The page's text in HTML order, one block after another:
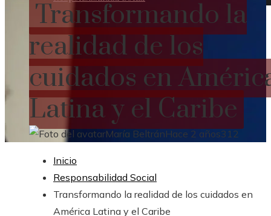
Transformando la
realidad de los
cuidados en
Latina y el Caribe
María BeltránHace 2 años312
Inicio
Responsabilidad Social
Transformando la realidad de los cuidados en
América Latina y el Caribe